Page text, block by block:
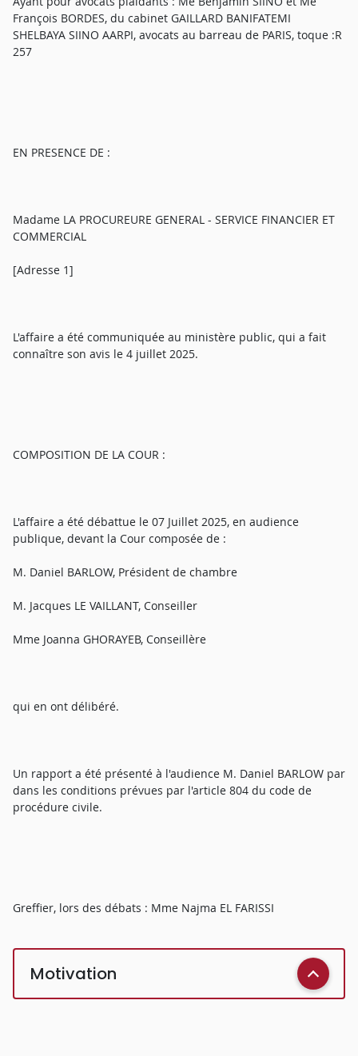
François BORDES, du cabinet GAILLARD BANIFATEMI
SHELBAYA SIINO AARPI, avocats au barreau de PARIS, toque :R
257
EN PRESENCE DE :
Madame LA PROCUREURE GENERAL - SERVICE FINANCIER ET
COMMERCIAL
[Adresse 1]
L'affaire a été communiquée au ministère public, qui a fait
connaître son avis le 4 juillet 2025.
COMPOSITION DE LA COUR :
L'affaire a été débattue le 07 Juillet 2025, en audience
publique, devant la Cour composée de :
M. Daniel BARLOW, Président de chambre
M. Jacques LE VAILLANT, Conseiller
Mme Joanna GHORAYEB, Conseillère
qui en ont délibéré.
Un rapport a été présenté à l'audience M. Daniel BARLOW par
dans les conditions prévues par l'article 804 du code de
procédure civile.
Greffier, lors des débats : Mme Najma EL FARISSI
Motivation